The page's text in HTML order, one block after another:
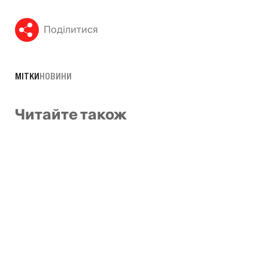
Поділитися
МІТКИНОВИНИ
Читайте також